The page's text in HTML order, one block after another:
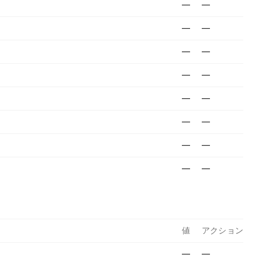
— —
— —
— —
— —
— —
— —
— —
— —
値 アクション
— —